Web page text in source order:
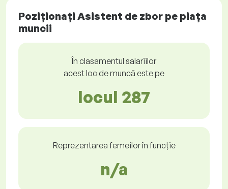
Poziționați Asistent de zbor pe piața
muncii
În clasamentul salariilor
acest loc de muncă este pe
locul 287
Reprezentarea femeilor în funcție
n/a